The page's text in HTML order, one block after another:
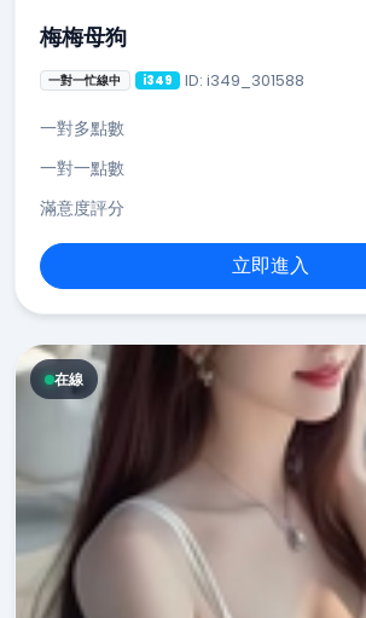
梅梅母狗
一對一忙線中 i349 ID: i349_301588
一對多點數
一對一點數
滿意度評分
立即進入
在線